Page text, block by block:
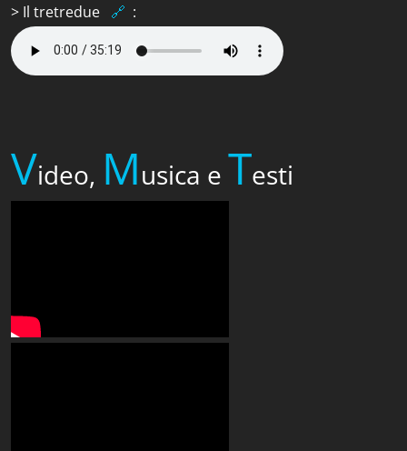
> Il tretredue 🔗 :
Video, Musica e Testi